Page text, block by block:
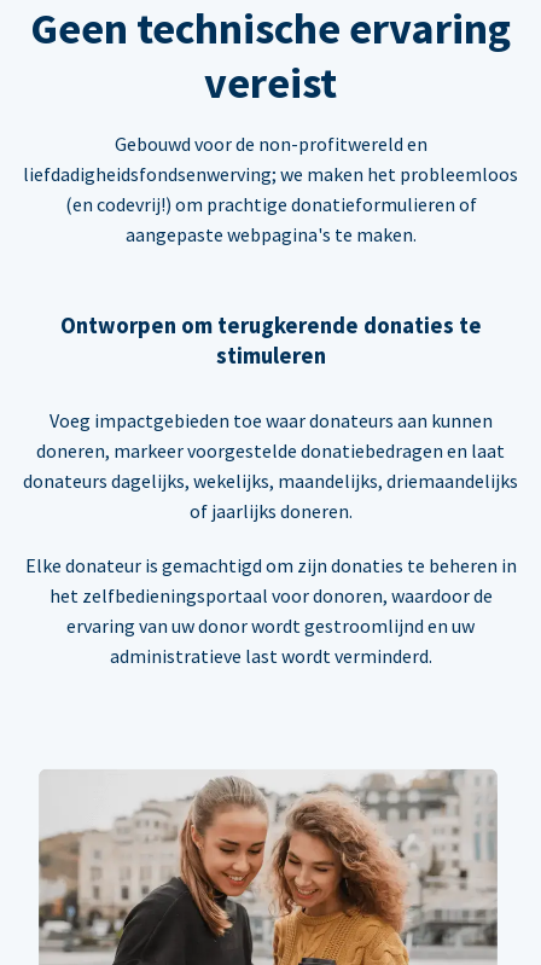
Geen technische ervaring
vereist
Gebouwd voor de non-profitwereld en
liefdadigheidsfondsenwerving; we maken het probleemloos
(en codevrij!) om prachtige donatieformulieren of
aangepaste webpagina's te maken.
Ontworpen om terugkerende donaties te
stimuleren
Voeg impactgebieden toe waar donateurs aan kunnen
doneren, markeer voorgestelde donatiebedragen en laat
donateurs dagelijks, wekelijks, maandelijks, driemaandelijks
of jaarlijks doneren.
Elke donateur is gemachtigd om zijn donaties te beheren in
het zelfbedieningsportaal voor donoren, waardoor de
ervaring van uw donor wordt gestroomlijnd en uw
administratieve last wordt verminderd.